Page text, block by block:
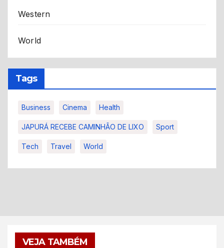
Western
World
Tags
Business Cinema Health
JAPURÁ RECEBE CAMINHÃO DE LIXO Sport
Tech Travel World
VEJA TAMBÉM